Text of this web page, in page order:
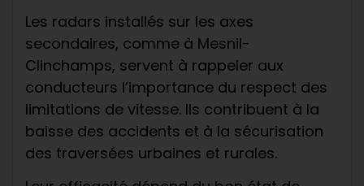
Les radars installés sur les axes
secondaires, comme à Mesnil-
Clinchamps, servent à rappeler aux
conducteurs l’importance du respect des
limitations de vitesse. Ils contribuent à la
baisse des accidents et à la sécurisation
des traversées urbaines et rurales.